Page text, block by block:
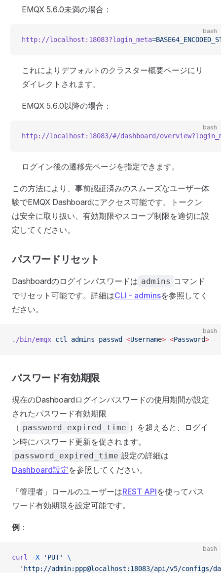
EMQX 5.6.0未満の場合：
bash
http://localhost:18083?login_meta
これによりデフォルトのクラスター概要ページにリ
ダイレクトされます。
EMQX 5.6.0以降の場合：
bash
http://localhost:18083/#/dashboard/
ログイン後の遷移先ページを指定できます。
この方法により、事前認証済みのスムーズなユーザー体
験でEMQX Dashboardにアクセス可能です。トークン
は安全に取り扱い、有効期限やスコープ制限を適切に設
定してください。
パスワードリセット
Dashboardのログインパスワードは admins コマンド
でリセット可能です。詳細はCLI - adminsを参照してく
ださい。
bash
./bin/emqx ctl admins passwd <Username> <Password>
パスワード有効期限
現在のDashboardログインパスワードの使用期間が設定
されたパスワード有効期限
（ password_expired_time ）を超えると、ログイ
ン時にパスワード更新を促されます。
password_expired_time 設定の詳細は
Dashboard設定を参照してください。
「管理者」ロールのユーザーはREST APIを使ってパス
ワード有効期限を設定可能です。
例 ：
bash
curl -X 'PUT'
\
'http://admin:ppp@localhost:18083/api/v5/configs/